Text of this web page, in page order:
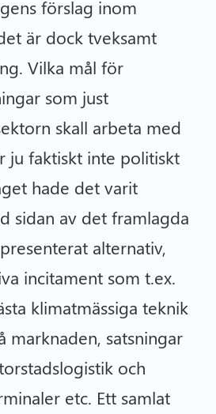
förslag inom
är dock tveksamt
Vilka mål för
som just
skall arbeta med
ju faktiskt inte politiskt
hade det varit
sidan av det framlagda
alternativ,
incitament som t.ex.
klimatmässiga teknik
marknaden, satsningar
och
etc. Ett samlat